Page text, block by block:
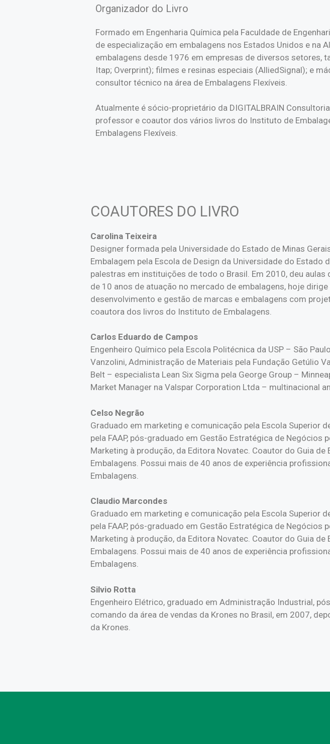
Organizador do Livro
Formado em Engenharia Química pela Faculdade de
de especialização em embalagens nos Estados Unidos e na
embalagens desde 1976 em empresas de diversos setores,
Itap; Overprint); filmes e resinas especiais (AlliedSignal); e
consultor técnico na área de Embalagens Flexíveis.
Atualmente é sócio-proprietário da DIGITALBRAIN
professor e coautor dos vários livros do Instituto de
Embalagens Flexíveis.
COAUTORES DO LIVRO
Carolina Teixeira
Designer formada pela Universidade do Estado de Minas
Embalagem pela Escola de Design da Universidade do
palestras em instituições de todo o Brasil. Em 2010, deu
de 10 anos de atuação no mercado de embalagens, hoje
desenvolvimento e gestão de marcas e embalagens com
coautora dos livros do Instituto de Embalagens.
Carlos Eduardo de Campos
Engenheiro Químico pela Escola Politécnica da USP – São
Vanzolini, Administração de Materiais pela Fundação Getúlio
Belt – especialista Lean Six Sigma pela George Group –
Market Manager na Valspar Corporation Ltda – multinacional
Celso Negrão
Graduado em marketing e comunicação pela Escola Superior
pela FAAP, pós-graduado em Gestão Estratégica de Negócios
Marketing à produção, da Editora Novatec. Coautor do Guia
Embalagens. Possui mais de 40 anos de experiência
Embalagens.
Claudio Marcondes
Graduado em marketing e comunicação pela Escola Superior
pela FAAP, pós-graduado em Gestão Estratégica de Negócios
Marketing à produção, da Editora Novatec. Coautor do Guia
Embalagens. Possui mais de 40 anos de experiência
Embalagens.
Silvio Rotta
Engenheiro Elétrico, graduado em Administração Industrial,
comando da área de vendas da Krones no Brasil, em 2007,
da Krones.